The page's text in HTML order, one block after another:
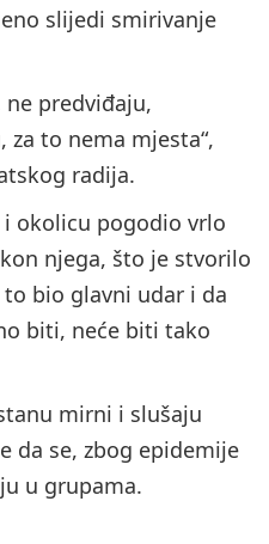
slijedi smirivanje
ne predviđaju,
to nema mjesta“,
radija.
okolicu pogodio vrlo
njega, što je stvorilo
to bio glavni udar i da
biti, neće biti tako
mirni i slušaju
da se, zbog epidemije
u grupama.